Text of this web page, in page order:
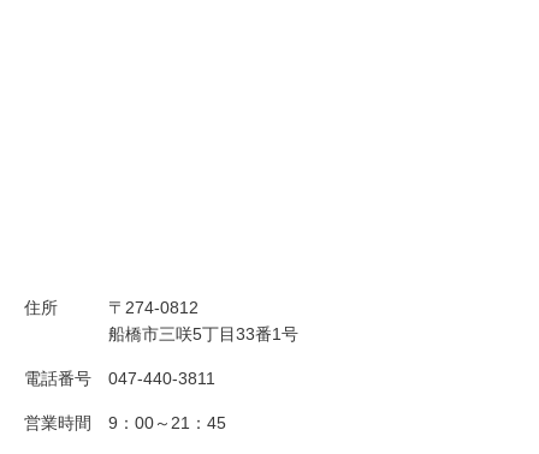
住所
〒274-0812
船橋市三咲5丁目33番1号
電話番号 047-440-3811
営業時間 9：00～21：45